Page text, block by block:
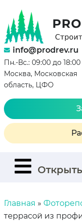
info@prodrev.ru
Пн.-Вс.: 09:00 до 18:00
Москва, Московская
область, ЦФО
Главная »
террасой из